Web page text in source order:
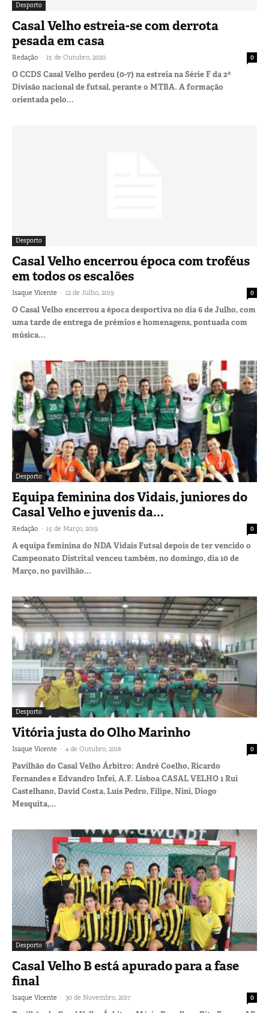
Desporto
Casal Velho estreia-se com derrota
pesada em casa
Redação - 15 de Outubro, 2020 0
O CCDS Casal Velho perdeu (0-7) na estreia na Série F da 2ª
Divisão nacional de futsal, perante o MTBA. A formação
orientada pelo...
Desporto
Casal Velho encerrou época com troféus
em todos os escalões
Isaque Vicente - 12 de Julho, 2019 0
O Casal Velho encerrou a época desportiva no dia 6 de Julho, com
uma tarde de entrega de prémios e homenagens, pontuada com
música...
Desporto
Equipa feminina dos Vidais, juniores do
Casal Velho e juvenis da...
Redação - 15 de Março, 2019 0
A equipa feminina do NDA Vidais Futsal depois de ter vencido o
Campeonato Distrital venceu também, no domingo, dia 10 de
Março, no pavilhão...
Desporto
Vitória justa do Olho Marinho
Isaque Vicente - 4 de Outubro, 2018 0
Pavilhão do Casal Velho Árbitro: André Coelho, Ricardo
Fernandes e Edvandro Infei, A.F. Lisboa CASAL VELHO 1 Rui
Castelhano, David Costa, Luís Pedro, Filipe, Nini, Diogo
Mesquita,...
Desporto
Casal Velho B está apurado para a fase
final
Isaque Vicente - 30 de Novembro, 2017 0